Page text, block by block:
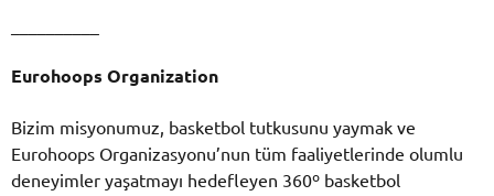
Eurohoops Organization
Bizim misyonumuz, basketbol tutkusunu yaymak ve
Eurohoops Organizasyonu’nun tüm faaliyetlerinde olumlu
deneyimler yaşatmayı hedefleyen 360º basketbol